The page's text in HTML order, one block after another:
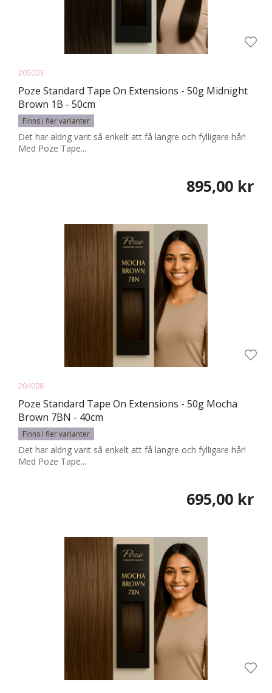
205003
Poze Standard Tape On Extensions - 50g Midnight
Brown 1B - 50cm
Finns i fler varianter
Det har aldrig varit så enkelt att få längre och fylligare hår!
Med Poze Tape...
895,00 kr
204008
Poze Standard Tape On Extensions - 50g Mocha
Brown 7BN - 40cm
Finns i fler varianter
Det har aldrig varit så enkelt att få längre och fylligare hår!
Med Poze Tape...
695,00 kr